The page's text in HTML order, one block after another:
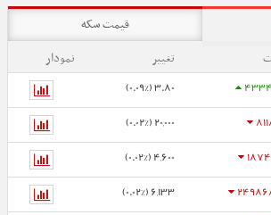
قیمت سکه
تغییر
نمودار
3.80 (0.09%)
20,000 (0.02%)
4,600 (0.02%)
6,133 (0.02%)